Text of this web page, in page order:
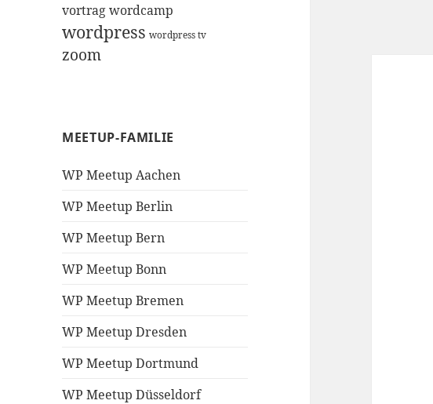
vortragwordcamp
wordpress wordpress tv
zoom
MEETUP-FAMILIE
WP Meetup Aachen
WP Meetup Berlin
WP Meetup Bern
WP Meetup Bonn
WP Meetup Bremen
WP Meetup Dresden
WP Meetup Dortmund
WP Meetup Düsseldorf